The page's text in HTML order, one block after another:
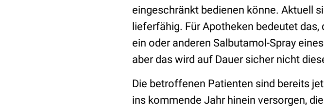
eingeschränkt bedienen könne. Aktuell
lieferfähig. Für Apotheken bedeutet
ein oder anderen Salbutamol-Spray
aber das wird auf Dauer sicher nicht
Die betroffenen Patienten sind bereits
ins kommende Jahr hinein versorgen,